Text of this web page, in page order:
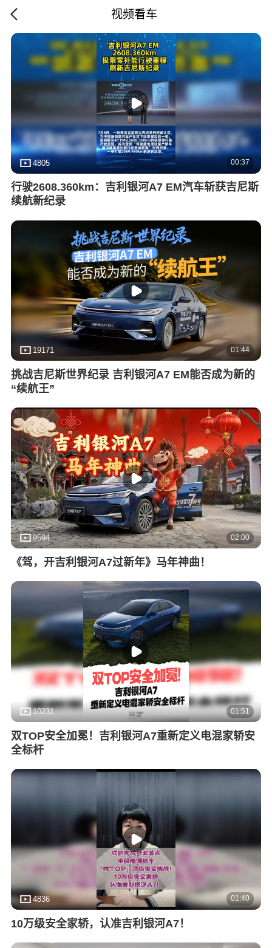
视频看车
4805 00:37
行驶2608.360km：吉利银河A7 EM汽车斩获吉尼斯
续航新纪录
19171 01:44
挑战吉尼斯世界纪录 吉利银河A7 EM能否成为新的
“续航王”
9594 02:00
《驾，开吉利银河A7过新年》马年神曲！
10231 01:51
双TOP安全加冕！吉利银河A7重新定义电混家轿安
全标杆
4836 01:40
10万级安全家轿，认准吉利银河A7！